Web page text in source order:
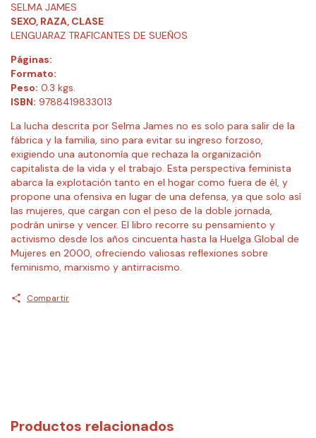
SELMA JAMES
SEXO, RAZA, CLASE
LENGUARAZ TRAFICANTES DE SUEÑOS
Páginas:
Formato:
Peso: 0.3 kgs.
ISBN: 9788419833013
La lucha descrita por Selma James no es solo para salir de la
fábrica y la familia, sino para evitar su ingreso forzoso,
exigiendo una autonomía que rechaza la organización
capitalista de la vida y el trabajo. Esta perspectiva feminista
abarca la explotación tanto en el hogar como fuera de él, y
propone una ofensiva en lugar de una defensa, ya que solo así
las mujeres, que cargan con el peso de la doble jornada,
podrán unirse y vencer. El libro recorre su pensamiento y
activismo desde los años cincuenta hasta la Huelga Global de
Mujeres en 2000, ofreciendo valiosas reflexiones sobre
feminismo, marxismo y antirracismo.
Compartir
Productos relacionados